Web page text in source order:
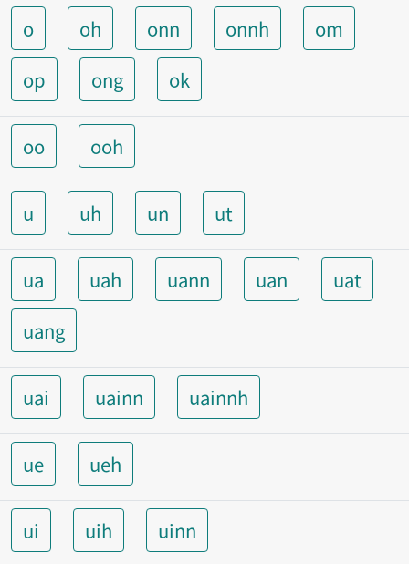
o oh onn onnh
om
op
ong ok
oo ooh
u uh un ut
ua uah uann uan
uat
uang
uai uainn uainnh
ue ueh
ui uih uinn